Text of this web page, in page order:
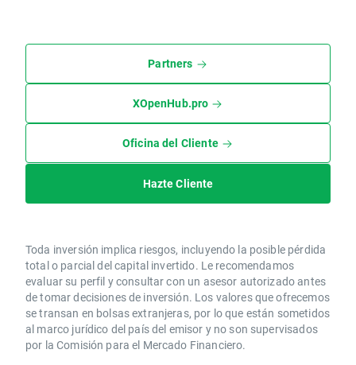
Partners
XOpenHub.pro
Oficina del Cliente
Hazte Cliente
Toda inversión implica riesgos, incluyendo la posible pérdida
total o parcial del capital invertido. Le recomendamos
evaluar su perfil y consultar con un asesor autorizado antes
de tomar decisiones de inversión. Los valores que ofrecemos
se transan en bolsas extranjeras, por lo que están sometidos
al marco jurídico del país del emisor y no son supervisados
por la Comisión para el Mercado Financiero.